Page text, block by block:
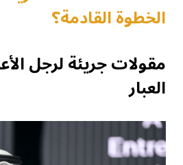
الخطوة القادمة؟
مقولات جريئة لرجل
العبار